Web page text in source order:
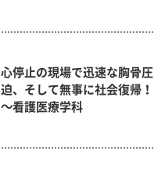
心停止の現場で迅速な胸骨圧
迫、そして無事に社会復帰！
～看護医療学科